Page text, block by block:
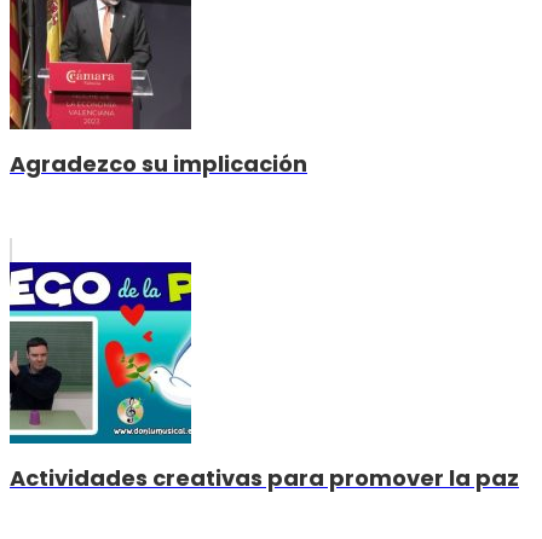
Agradezco su implicación
Actividades creativas para promover la paz